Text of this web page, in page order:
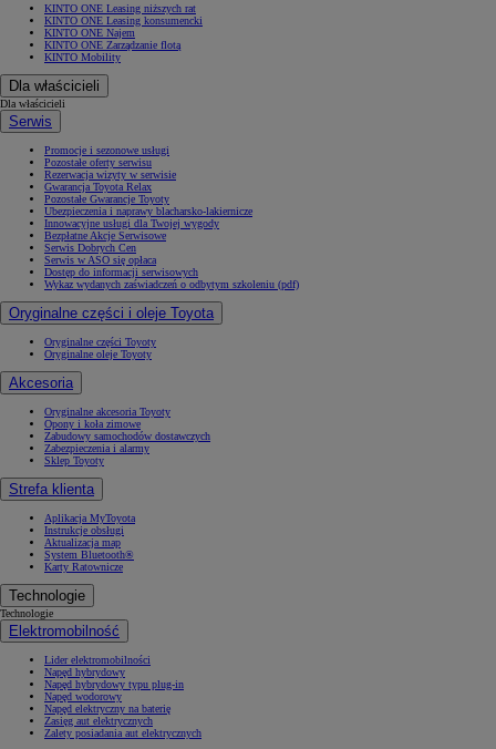
KINTO ONE Leasing niższych rat
KINTO ONE Leasing konsumencki
KINTO ONE Najem
KINTO ONE Zarządzanie flotą
KINTO Mobility
Dla właścicieli
Dla właścicieli
Serwis
Promocje i sezonowe usługi
Pozostałe oferty serwisu
Rezerwacja wizyty w serwisie
Gwarancja Toyota Relax
Pozostałe Gwarancje Toyoty
Ubezpieczenia i naprawy blacharsko-lakiernicze
Innowacyjne usługi dla Twojej wygody
Bezpłatne Akcje Serwisowe
Serwis Dobrych Cen
Serwis w ASO się opłaca
Dostęp do informacji serwisowych
Wykaz wydanych zaświadczeń o odbytym szkoleniu (pdf)
Oryginalne części i oleje Toyota
Oryginalne części Toyoty
Oryginalne oleje Toyoty
Akcesoria
Oryginalne akcesoria Toyoty
Opony i koła zimowe
Zabudowy samochodów dostawczych
Zabezpieczenia i alarmy
Sklep Toyoty
Strefa klienta
Aplikacja MyToyota
Instrukcje obsługi
Aktualizacja map
System Bluetooth®
Karty Ratownicze
Technologie
Technologie
Elektromobilność
Lider elektromobilności
Napęd hybrydowy
Napęd hybrydowy typu plug-in
Napęd wodorowy
Napęd elektryczny na baterię
Zasięg aut elektrycznych
Zalety posiadania aut elektrycznych